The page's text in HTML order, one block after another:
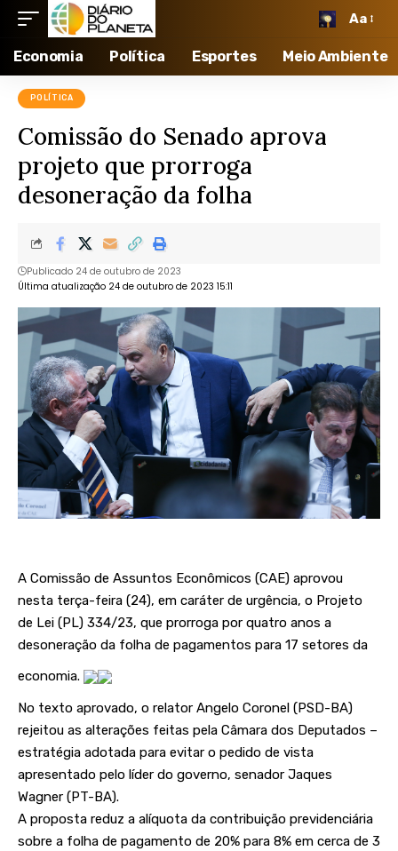
Aa
Economia Política Esportes Meio Ambiente
POLÍTICA
Comissão do Senado aprova
projeto que prorroga
desoneração da folha
Última atualização 24 de outubro de 2023 15:11
Publicado 24 de outubro de 2023
A Comissão de Assuntos Econômicos (CAE) aprovou
nesta terça-feira (24), em caráter de urgência, o Projeto
de Lei (PL) 334/23, que prorroga por quatro anos a
desoneração da folha de pagamentos para 17 setores da
economia.
No texto aprovado, o relator Angelo Coronel (PSD-BA)
rejeitou as alterações feitas pela Câmara dos Deputados –
estratégia adotada para evitar o pedido de vista
apresentado pelo líder do governo, senador Jaques
Wagner (PT-BA).
A proposta reduz a alíquota da contribuição previdenciária
sobre a folha de pagamento de 20% para 8% em cerca de 3